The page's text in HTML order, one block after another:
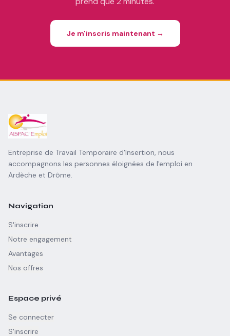
Je m'inscris maintenant →
Entreprise de Travail Temporaire d'Insertion, nous
accompagnons les personnes éloignées de l'emploi en
Ardèche et Drôme.
Navigation
S'inscrire
Notre engagement
Avantages
Nos offres
Espace privé
Se connecter
S'inscrire